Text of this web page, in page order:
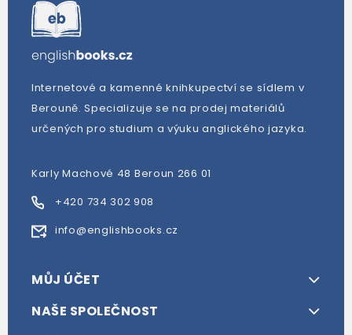
Internetové a kamenné knihkupectví se sídlem v
Berouně. Specializuje se na prodej materiálů
určených pro studium a výuku anglického jazyka.
Karly Machové 48 Beroun 266 01
+420 734 302 908
info@englishbooks.cz
MŮJ ÚČET
NAŠE SPOLEČNOST